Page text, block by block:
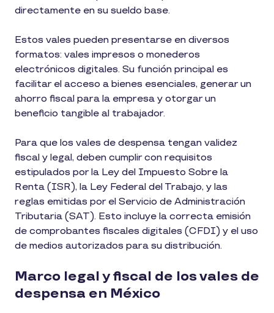
directamente en su sueldo base.
Estos vales pueden presentarse en diversos
formatos: vales impresos o monederos
electrónicos digitales. Su función principal es
facilitar el acceso a bienes esenciales, generar un
ahorro fiscal para la empresa y otorgar un
beneficio tangible al trabajador.
Para que los vales de despensa tengan validez
fiscal y legal, deben cumplir con requisitos
estipulados por la Ley del Impuesto Sobre la
Renta (ISR), la Ley Federal del Trabajo, y las
reglas emitidas por el Servicio de Administración
Tributaria (SAT). Esto incluye la correcta emisión
de comprobantes fiscales digitales (CFDI) y el uso
de medios autorizados para su distribución.
Marco legal y fiscal de los vales de
despensa en México